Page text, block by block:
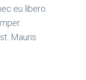
eu libero
Mauris